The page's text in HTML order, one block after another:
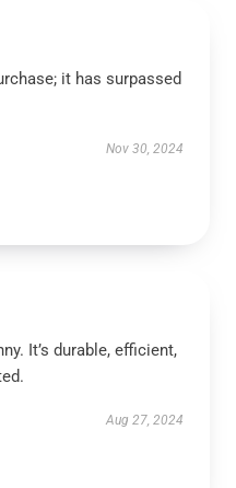
it has surpassed
Nov 30, 2024
It’s durable, efficient,
Aug 27, 2024